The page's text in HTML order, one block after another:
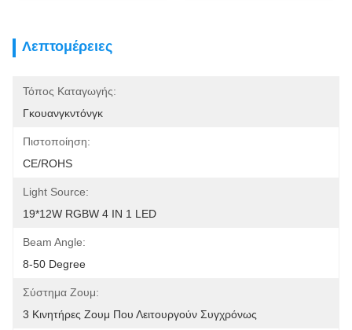
Λεπτομέρειες
Τόπος Καταγωγής:
Γκουανγκντόνγκ
Πιστοποίηση:
CE/ROHS
Light Source:
19*12W RGBW 4 IN 1 LED
Beam Angle:
8-50 Degree
Σύστημα Ζουμ:
3 Κινητήρες Ζουμ Που Λειτουργούν Συγχρόνως